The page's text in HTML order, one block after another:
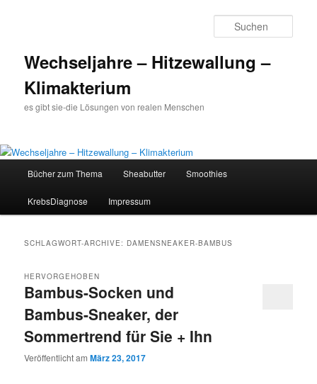
Wechseljahre – Hitzewallung –
Klimakterium
es gibt sie-die Lösungen von realen Menschen
Zum
Inhalt
Zum
sekundären
Bücher zum Thema Sheabutter Smoothies
KrebsDiagnose Impressum
SCHLAGWORT-ARCHIVE: DAMENSNEAKER-BAMBUS
Bambus-Socken und
Bambus-Sneaker, der
Sommertrend für Sie + Ihn
HERVORGEHOBEN
Veröffentlicht amMärz 23, 2017